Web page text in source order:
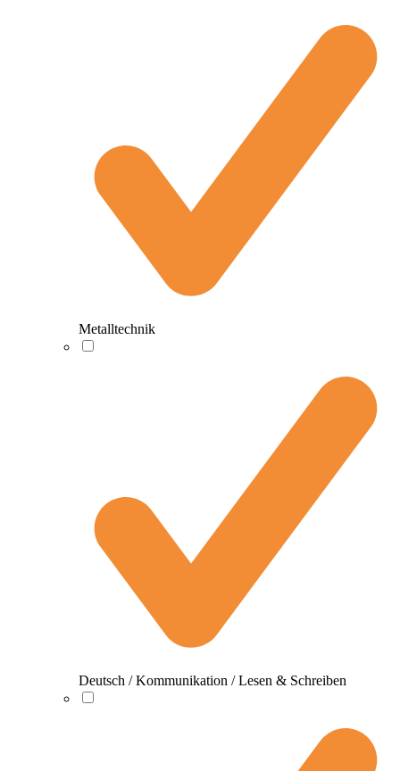
Metalltechnik
Deutsch / Kommunikation / Lesen & Schreiben